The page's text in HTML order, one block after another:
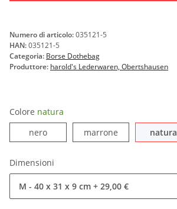
Numero di articolo:035121-5
HAN:035121-5
Categoria: Borse Dothebag
Produttore: harold's Lederwaren, Obertshausen
Colore natura
neronero marronemarronenatura
Dimensioni
M - 40 x 31 x 9 cm + 29,00 €